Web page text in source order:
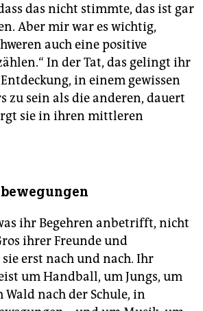
das nicht stimmte, das ist gar
Aber mir war es wichtig,
auch eine positive
In der Tat, das gelingt ihr
in einem gewissen
zu sein als die anderen, dauert
sie in ihren mittleren
ihr Begehren anbetrifft, nicht
ihrer Freunde und
erst nach und nach. Ihr
um Handball, um Jungs, um
nach der Schule, in